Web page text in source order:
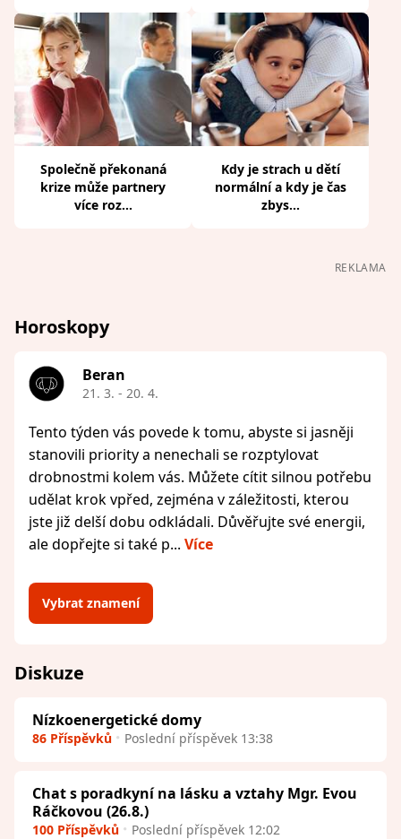
Společně překonaná
krize může partnery
více roz...
Kdy je strach u dětí
normální a kdy je čas
zbys...
REKLAMA
Horoskopy
Beran
21. 3. - 20. 4.
Tento týden vás povede k tomu, abyste si jasněji
stanovili priority a nenechali se rozptylovat
drobnostmi kolem vás. Můžete cítit silnou potřebu
udělat krok vpřed, zejména v záležitosti, kterou
jste již delší dobu odkládali. Důvěřujte své energii,
ale dopřejte si také p... Více
Vybrat znamení
Diskuze
Nízkoenergetické domy
86 Příspěvků Poslední příspěvek 13:38
Chat s poradkyní na lásku a vztahy Mgr. Evou
Ráčkovou (26.8.)
100 Příspěvků Poslední příspěvek 12:02